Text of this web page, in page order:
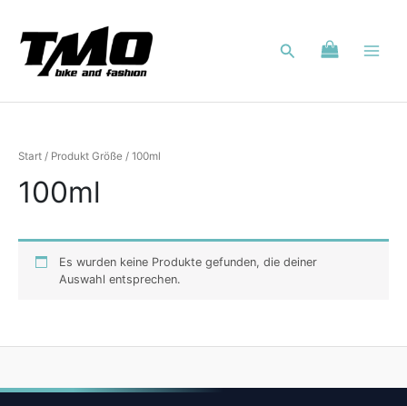
springen
Suchen
Start / Produkt Größe / 100ml
100ml
Es wurden keine Produkte gefunden, die deiner
Auswahl entsprechen.